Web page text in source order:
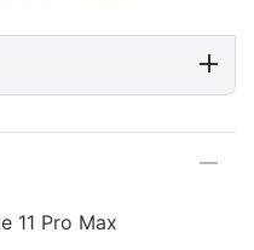
11 Pro Max